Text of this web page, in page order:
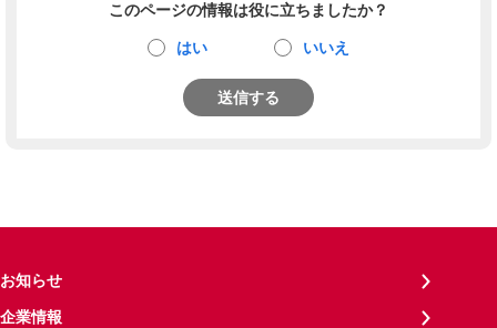
このページの情報は役に立ちましたか？
はい いいえ
送信する
お知らせ
企業情報